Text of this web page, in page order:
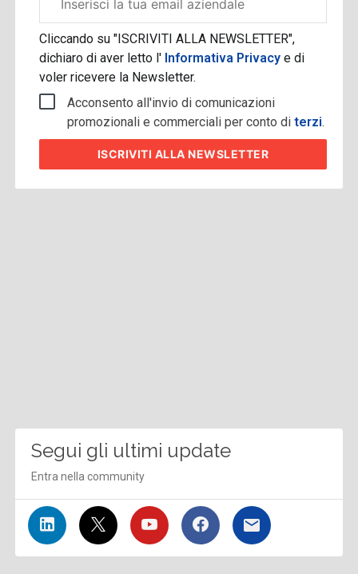
aziendale
Cliccando su "ISCRIVITI ALLA NEWSLETTER",
dichiaro di aver letto l' Informativa Privacye di
voler ricevere la Newsletter.
Acconsento all'invio di comunicazioni
promozionali e commerciali per conto diterzi.
ISCRIVITI ALLA NEWSLETTER
Segui gli ultimi update
Entra nella community